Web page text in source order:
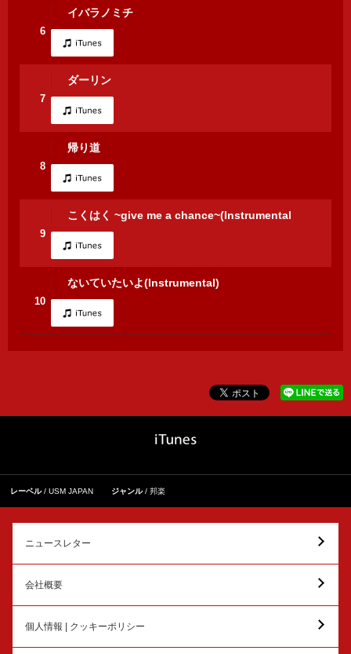
6
イバラノミチ
7
ダーリン
8
帰り道
9
こくはく ~give me a chance~(Instrumental
10
ないていたいよ(Instrumental)
レーベル USM JAPAN ジャンル 邦楽
ニュースレター
会社概要
個人情報 | クッキーポリシー